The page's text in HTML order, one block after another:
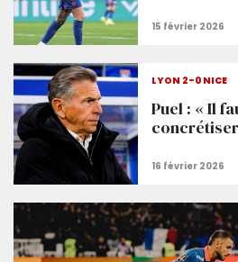
LYON 2-0 NICE
Puel : « Il